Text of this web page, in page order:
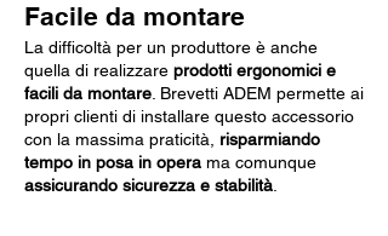
Facile da montare
La difficoltà per un produttore è anche
quella di realizzare prodotti ergonomici e
facili da montare . Brevetti ADEM permette ai
propri clienti di installare questo accessorio
con la massima praticità, risparmiando
tempo in posa in opera ma comunque
assicurando sicurezza e stabilità